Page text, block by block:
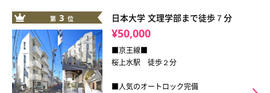
第 3 位 日本大学 文理学部まで徒歩７分
¥50,000
■京王線■
桜上水駅 徒歩２分
■人気のオートロック完備